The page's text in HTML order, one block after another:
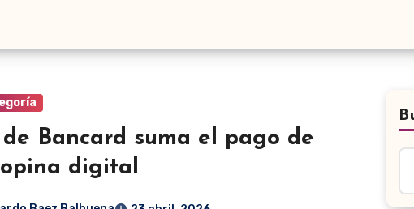
de Bancard suma el pago de
digital